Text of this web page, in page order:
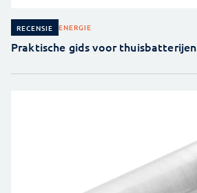
RECENSIE ENERGIE
Praktische gids voor thuisbatterijen